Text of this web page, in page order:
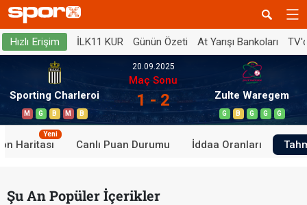
Hızlı Erişim İLK11 KUR Günün Özeti At Yarışı Bankoları
Sporting Charleroi
M G B M B
20.09.2025
Maç Sonu
1 - 2 Zulte Waregem
G B G G G
Haritası
Yeni
Canlı Puan Durumu İddaa Oranları
Şu An Popüler İçerikler